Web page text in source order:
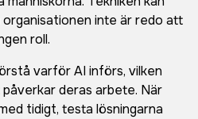
inte är redo att
roll.
varför AI införs, vilken
deras arbete. När
tidigt, testa lösningarna